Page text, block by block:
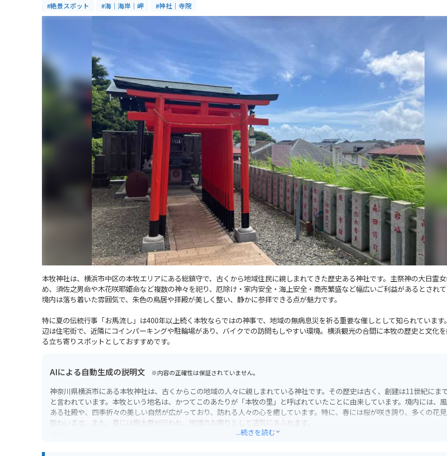
#絶景スポット #海｜海岸｜岬 #神社｜寺院
本牧神社は、横浜市中区の本牧エリアにある総鎮守で、古くから地域住民に親しまれてきた歴史ある神社です。主祭神の大日霊
め、須佐之男命や木花咲耶姫命など複数の神々を祀り、厄除け・家内安全・海上安全・商売繁盛など幅広いご利益があるとされて
境内は落ち着いた雰囲気で、朱色の鳥居や拝殿が美しく整い、静かに参拝できる点が魅力です。
特に夏の伝統行事「お馬流し」は400年以上続く本牧ならではの神事で、地域の無病息災を祈る重要な催しとして知られています
辺は住宅街で、近隣にコインパーキングや駐輪場があり、バイクでの訪問もしやすい環境。横浜観光の合間に本牧の歴史と文化
る立ち寄りスポットとしておすすめです。
AIによる自動生成の説明文 ※内容の正確性は保証されていません。
神奈川県横浜市にある本牧神社は、古くからこの地域の人々に親しまれている神社です。その歴史は古く、創建は11世紀にま
と言われています。本牧という地名は、かつてこのあたりが「本牧の里」と呼ばれていたことに由来しています。境内には、
ある社殿や、四季折々の美しい自然が広がっており、訪れる人々の心を癒しています。特に、春には桜が咲き誇り、多くの花
賑わいます。また、夏には例大祭が行われ、地域のお祭りとして活気にあふれます。
...続きを読む